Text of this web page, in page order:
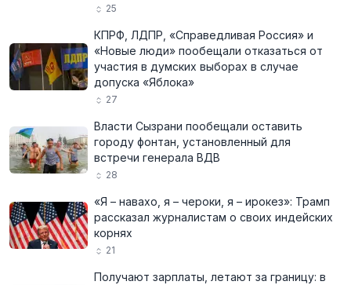
25
КПРФ, ЛДПР, «Справедливая Россия» и
«Новые люди» пообещали отказаться от
участия в думских выборах в случае
допуска «Яблока»
27
Власти Сызрани пообещали оставить
городу фонтан, установленный для
встречи генерала ВДВ
28
«Я – навахо, я – чероки, я – ирокез»: Трамп
рассказал журналистам о своих индейских
корнях
21
Получают зарплаты, летают за границу: в